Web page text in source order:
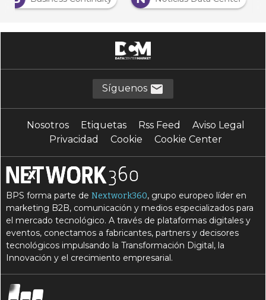
Síguenos
Nosotros Etiquetas Rss Feed
Aviso Legal
Privacidad
Cookie Cookie Center
BPS forma parte deNextwork360, grupo europeo líder en
marketing B2B, comunicación y medios especializados para
el mercado tecnológico. A través de plataformas digitales y
eventos, conectamos a fabricantes, partners y decisores
tecnológicos impulsando la Transformación Digital, la
Innovación y el crecimiento empresarial.